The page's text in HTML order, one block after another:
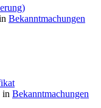
Bekanntmachungen
in Bekanntmachungen